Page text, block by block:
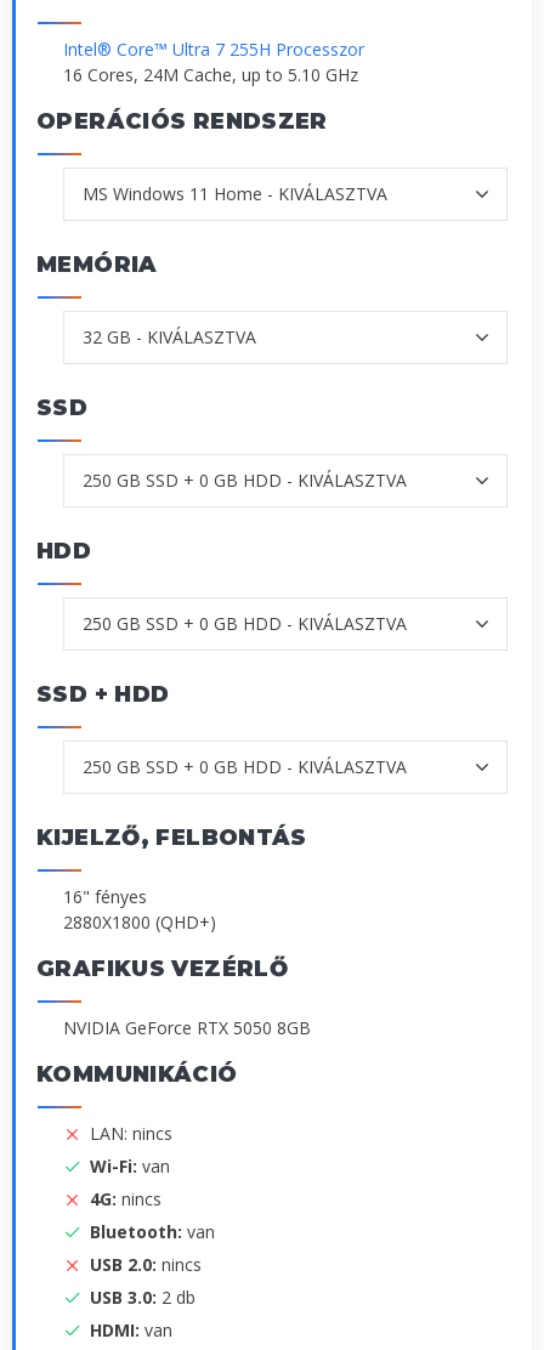
Intel® Core™ Ultra 7 255H Processzor
16 Cores, 24M Cache, up to 5.10 GHz
OPERÁCIÓS RENDSZER
MEMÓRIA
SSD
HDD
SSD + HDD
KIJELZŐ, FELBONTÁS
16" fényes
2880X1800 (QHD+)
GRAFIKUS VEZÉRLŐ
NVIDIA GeForce RTX 5050 8GB
KOMMUNIKÁCIÓ
LAN: nincs
Wi-Fi: van
4G: nincs
Bluetooth: van
USB 2.0: nincs
USB 3.0: 2 db
HDMI: van